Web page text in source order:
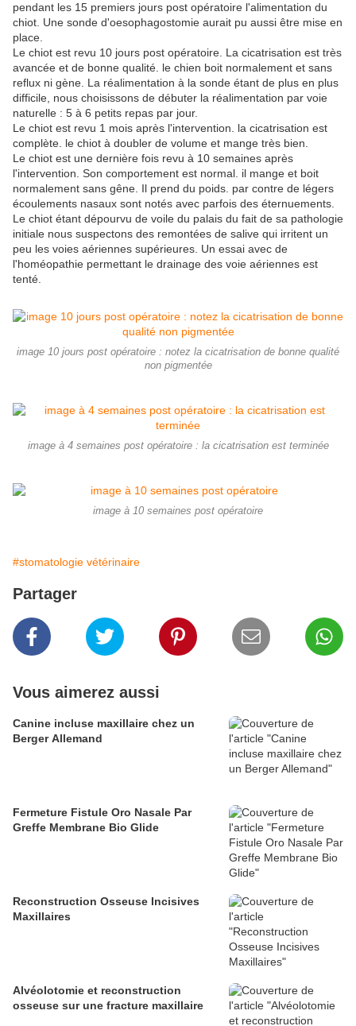
pendant les 15 premiers jours post opératoire l'alimentation du
chiot. Une sonde d'oesophagostomie aurait pu aussi être mise en
place.
Le chiot est revu 10 jours post opératoire. La cicatrisation est très
avancée et de bonne qualité. le chien boit normalement et sans
reflux ni gène. La réalimentation à la sonde étant de plus en plus
difficile, nous choisissons de débuter la réalimentation par voie
naturelle : 5 à 6 petits repas par jour.
Le chiot est revu 1 mois après l'intervention. la cicatrisation est
complète. le chiot à doubler de volume et mange très bien.
Le chiot est une dernière fois revu à 10 semaines après
l'intervention. Son comportement est normal. il mange et boit
normalement sans gêne. Il prend du poids. par contre de légers
écoulements nasaux sont notés avec parfois des éternuements.
Le chiot étant dépourvu de voile du palais du fait de sa pathologie
initiale nous suspectons des remontées de salive qui irritent un
peu les voies aériennes supérieures. Un essai avec de
l'homéopathie permettant le drainage des voie aériennes est
tenté.
image 10 jours post opératoire : notez la cicatrisation de bonne qualité
non pigmentée
image à 4 semaines post opératoire : la cicatrisation est terminée
image à 10 semaines post opératoire
#stomatologie vétérinaire
Partager
Vous aimerez aussi
Canine incluse maxillaire chez un
Berger Allemand
Fermeture Fistule Oro Nasale Par
Greffe Membrane Bio Glide
Reconstruction Osseuse Incisives
Maxillaires
Alvéolotomie et reconstruction
osseuse sur une fracture maxillaire